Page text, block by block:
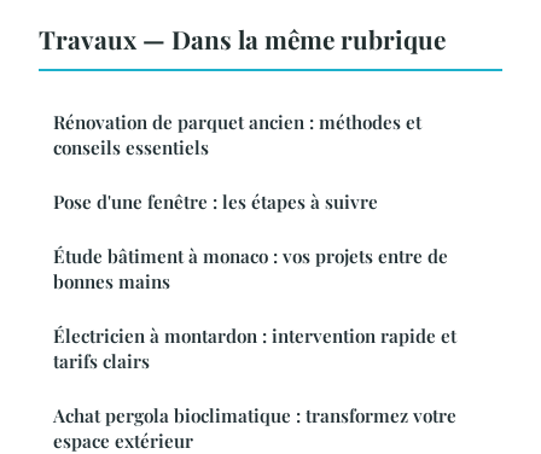
Travaux — Dans la même rubrique
Rénovation de parquet ancien : méthodes et
conseils essentiels
Pose d'une fenêtre : les étapes à suivre
Étude bâtiment à monaco : vos projets entre de
bonnes mains
Électricien à montardon : intervention rapide et
tarifs clairs
Achat pergola bioclimatique : transformez votre
espace extérieur